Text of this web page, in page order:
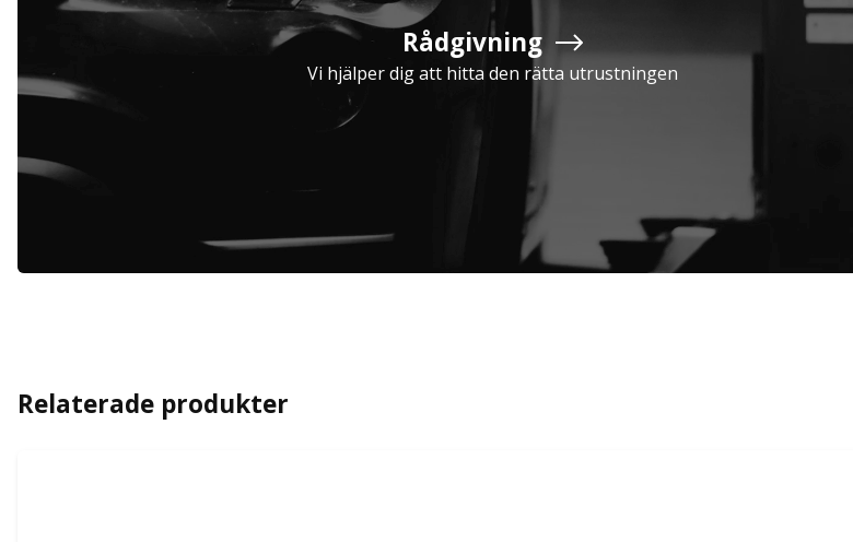
Rådgivning
Vi hjälper dig att hitta den rätta utrustningen
Serviceavtal
Hjulinställare Verkstad
Relaterade produkter